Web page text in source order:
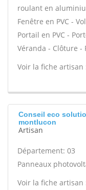
roulant en
Fenêtre en PVC -
Portail en PVC -
Véranda - Clôture -
Voir la fiche artisan
Conseil eco
montlucon
Artisan
Département: 03
Panneaux
Voir la fiche artisan